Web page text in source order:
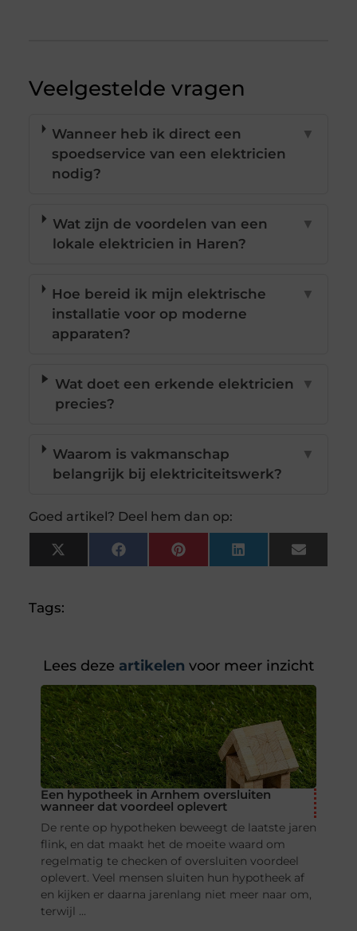
Veelgestelde vragen
Wanneer heb ik direct een
spoedservice van een elektricien
nodig?
▼
Wat zijn de voordelen van een
lokale elektricien in Haren?
▼
Hoe bereid ik mijn elektrische
installatie voor op moderne
apparaten?
▼
Wat doet een erkende elektricien
precies?
▼
Waarom is vakmanschap
belangrijk bij elektriciteitswerk?
▼
Goed artikel? Deel hem dan op:
X
(Twitter)
FacebookPinterestLinkedInEmail
Tags:
Lees deze artikelen voor meer inzicht
Een hypotheek in Arnhem oversluiten
wanneer dat voordeel oplevert
De rente op hypotheken beweegt de laatste jaren
flink, en dat maakt het de moeite waard om
regelmatig te checken of oversluiten voordeel
oplevert. Veel mensen sluiten hun hypotheek af
en kijken er daarna jarenlang niet meer naar om,
terwijl ...